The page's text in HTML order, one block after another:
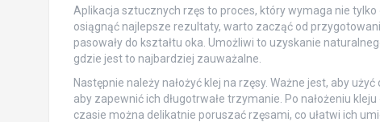
Aplikacja sztucznych rzęs to proces, który wymaga nie
osiągnąć najlepsze rezultaty, warto zacząć od
pasowały do kształtu oka. Umożliwi to uzyskanie
gdzie jest to najbardziej zauważalne.
Następnie należy nałożyć klej na rzęsy. Ważne jest, aby
aby zapewnić ich długotrwałe trzymanie. Po nałożeniu
czasie można delikatnie poruszać rzęsami, co ułatwi ich